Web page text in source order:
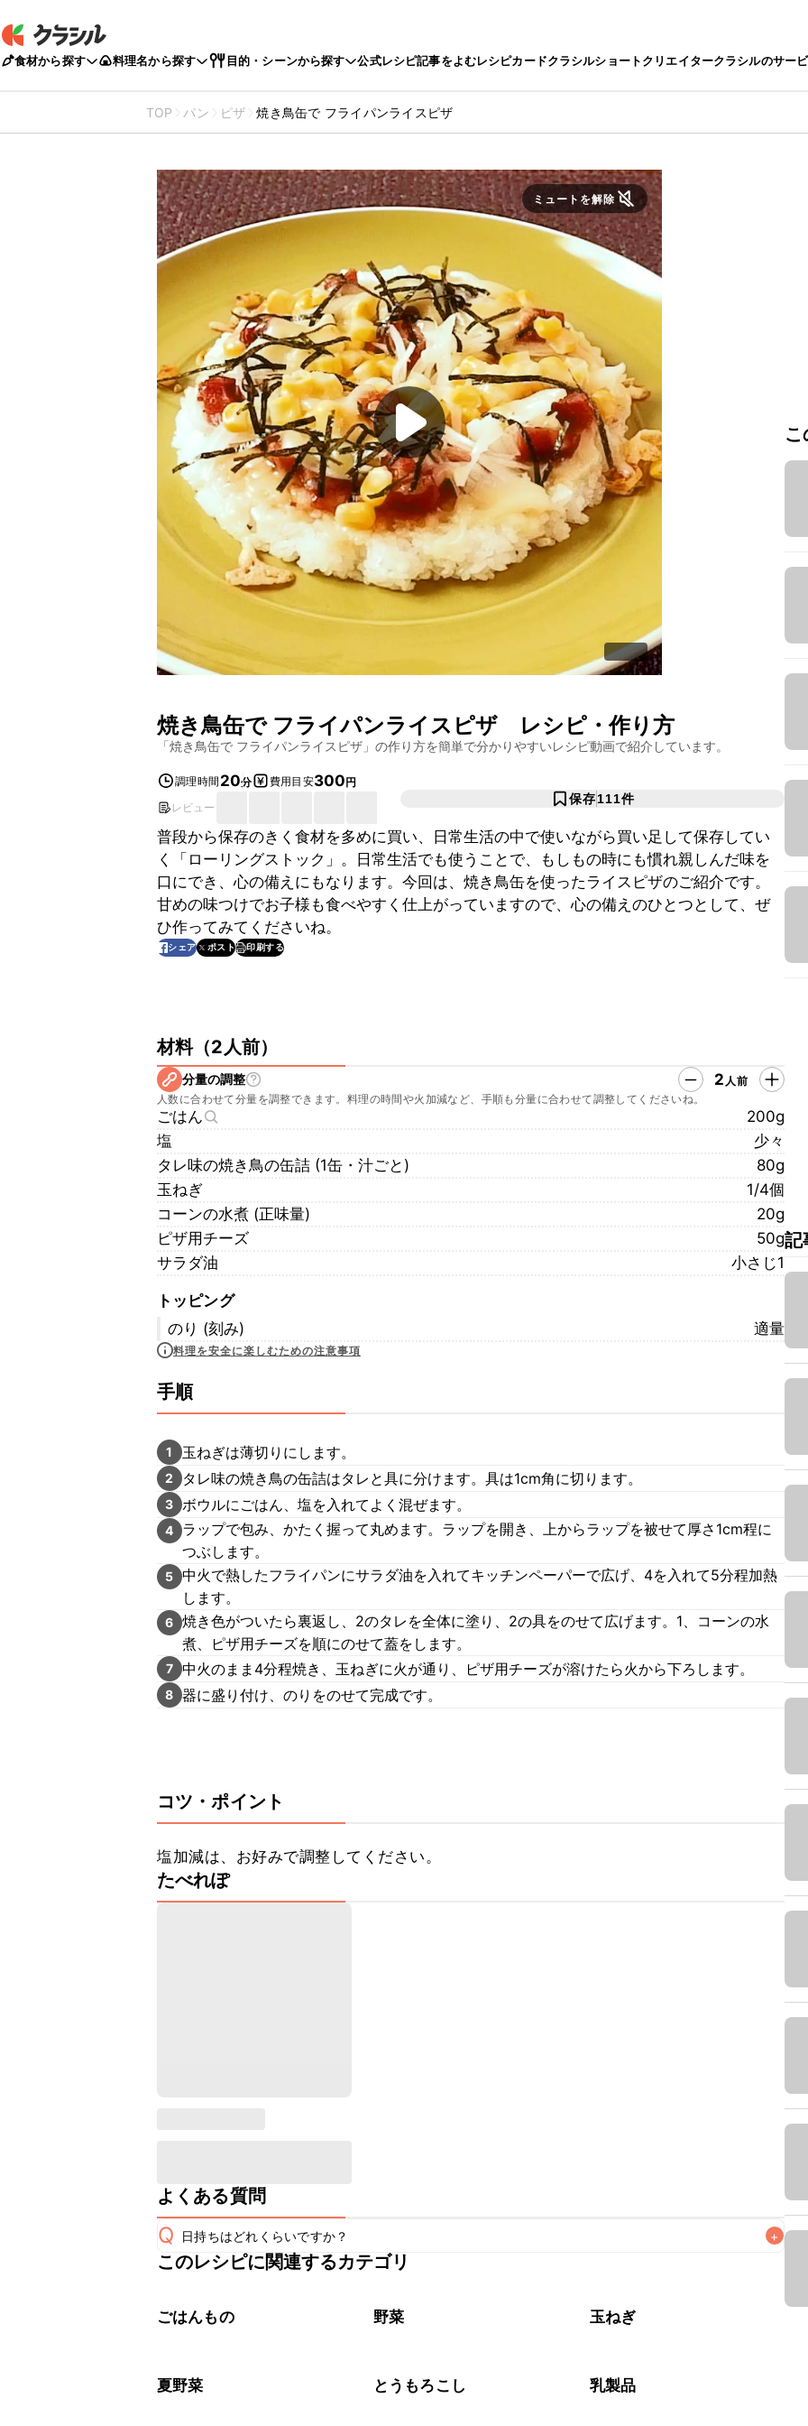
食材から探す 料理名から探す 目的・シーンから探す 公式レシピ記事をよむレシピカードクラシルショートクリエイタークラシルのサー
TOP パン ピザ 焼き鳥缶で フライパンライスピザ
ミュートを解除
焼き鳥缶で フライパンライスピザ レシピ・作り方
「焼き鳥缶で フライパンライスピザ 」の作り方を簡単で分かりやすいレシピ動画で紹介しています。
調理時間 20分 費用目安300円
レビュー
保存111件
普段から保存のきく食材を多めに買い、日常生活の中で使いながら買い足して保存してい
く「ローリングストック」。日常生活でも使うことで、もしもの時にも慣れ親しんだ味を
口にでき、心の備えにもなります。今回は、焼き鳥缶を使ったライスピザのご紹介です。
甘めの味つけでお子様も食べやすく仕上がっていますので、心の備えのひとつとして、ぜ
ひ作ってみてくださいね。
シェア ポスト 印刷する
材料（2人前）
分量の調整 2 人前
人数に合わせて分量を調整できます。料理の時間や火加減など、手順も分量に合わせて調整してくださいね。
ごはん
200g
塩
少々
タレ味の焼き鳥の缶詰 (1缶・汁ごと)
80g
玉ねぎ
1/4個
コーンの水煮 (正味量)
20g
ピザ用チーズ
50g
サラダ油
小さじ1
トッピング
のり (刻み)
適量
料理を安全に楽しむための注意事項
手順
1 玉ねぎは薄切りにします。
2 タレ味の焼き鳥の缶詰はタレと具に分けます。具は1cm角に切ります。
3 ボウルにごはん、塩を入れてよく混ぜます。
4
ラップで包み、かたく握って丸めます。ラップを開き、上からラップを被せて厚さ1cm程に
つぶします。
5 中火で熱したフライパンにサラダ油を入れてキッチンペーパーで広げ、4を入れて5分程加熱
します。
6 焼き色がついたら裏返し、2のタレを全体に塗り、2の具をのせて広げます。1、コーンの水
煮、ピザ用チーズを順にのせて蓋をします。
7 中火のまま4分程焼き、玉ねぎに火が通り、ピザ用チーズが溶けたら火から下ろします。
8 器に盛り付け、のりをのせて完成です。
コツ・ポイント
塩加減は、お好みで調整してください。
たべれぽ
よくある質問
Q 日持ちはどれくらいですか？ +
保存期間は冷蔵で当日中が目安です。なるべくお早めにお召し上がりください。
※日持ちは目安です。
このレシピに関連するカテゴリ
ごはんもの 野菜 玉ねぎ
夏野菜 とうもろこし 乳製品
記